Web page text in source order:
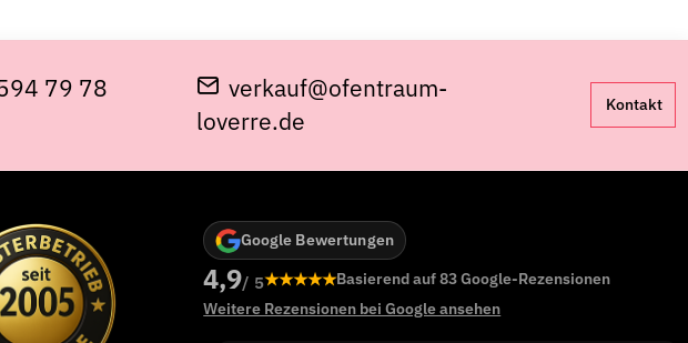
79 78
verkauf@ofentraum-
loverre.de
Kontakt
Google Bewertungen
4,9/ 5★★★★★Basierend auf 83 Google-Rezensionen
Weitere Rezensionen bei Google ansehen